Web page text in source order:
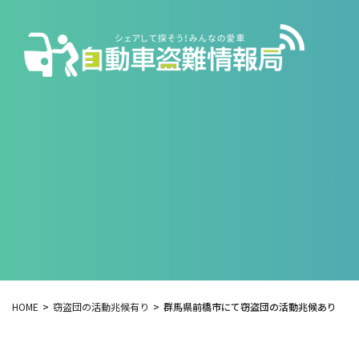
HOME 窃盗団の活動兆候有り 群馬県前橋市にて窃盗団の活動兆候あり